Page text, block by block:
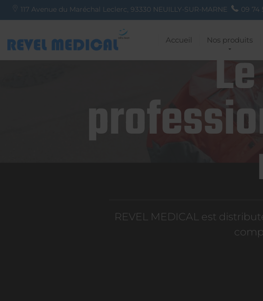
117 Avenue du Maréchal Leclerc, 93330 NEUILLY-SUR-MARNE 09 74
Accueil Nos produits
REVEL MEDICAL est